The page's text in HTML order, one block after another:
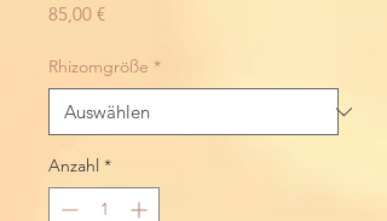
85,00 €Preis
Rhizomgröße *
Anzahl *